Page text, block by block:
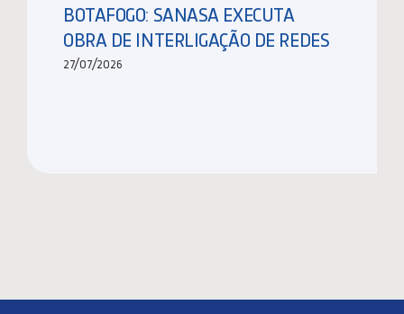
BOTAFOGO: SANASA EXECUTA
OBRA DE INTERLIGAÇÃO DE REDES
27/07/2026